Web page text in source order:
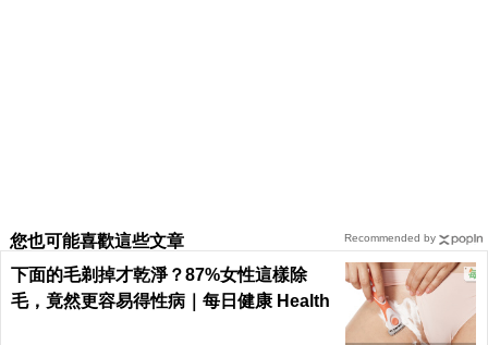
您也可能喜歡這些文章
下面的毛剃掉才乾淨？87%女性這樣除
毛，竟然更容易得性病｜每日健康 Health
Recommended by